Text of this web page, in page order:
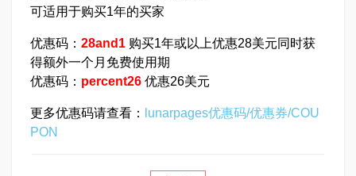
可适用于购买1年的买家
优惠码： 28and1 购买1年或以上优惠28美元同时获
得额外一个月免费使用期
优惠码： percent26 优惠26美元
更多优惠码请查看：
lunarpages优惠码/优惠券/COU
PON